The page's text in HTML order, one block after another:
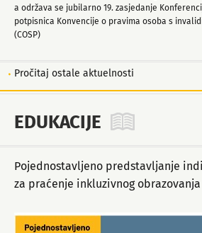
a održava se jubilarno 19. zasjedanje
potpisnica Konvencije o pravima osoba s
(COSP)
Pročitaj ostale aktuelnosti
EDUKACIJE
Pojednostavljeno predstavljanje
za praćenje inkluzivnog obrazovanja